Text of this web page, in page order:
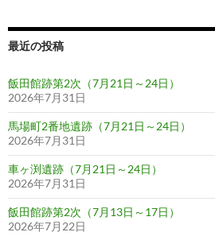
ョ
最近の投稿
飯田館跡第2次（7月21日～24日）
2026年7月31日
馬場町2番地遺跡（7月21日～24日）
2026年7月31日
車ヶ渕遺跡（7月21日～24日）
2026年7月31日
飯田館跡第2次（7月13日～17日）
2026年7月22日